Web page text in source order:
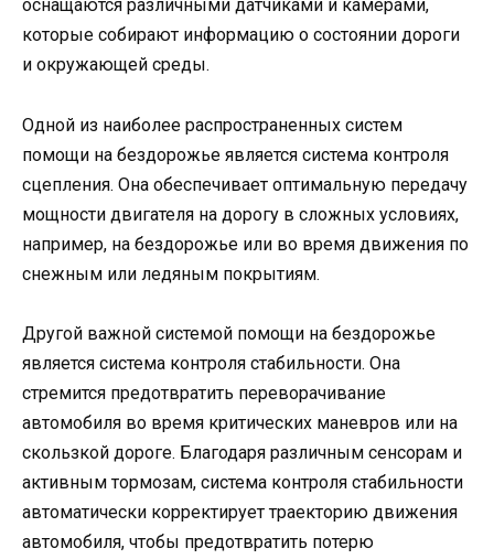
оснащаются различными датчиками и камерами,
которые собирают информацию о состоянии дороги
и окружающей среды.
Одной из наиболее распространенных систем
помощи на бездорожье является система контроля
сцепления. Она обеспечивает оптимальную передачу
мощности двигателя на дорогу в сложных условиях,
например, на бездорожье или во время движения по
снежным или ледяным покрытиям.
Другой важной системой помощи на бездорожье
является система контроля стабильности. Она
стремится предотвратить переворачивание
автомобиля во время критических маневров или на
скользкой дороге. Благодаря различным сенсорам и
активным тормозам, система контроля стабильности
автоматически корректирует траекторию движения
автомобиля, чтобы предотвратить потерю